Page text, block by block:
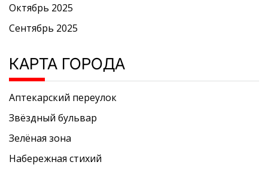
Октябрь 2025
Сентябрь 2025
КАРТА ГОРОДА
Аптекарский переулок
Звёздный бульвар
Зелёная зона
Набережная стихий